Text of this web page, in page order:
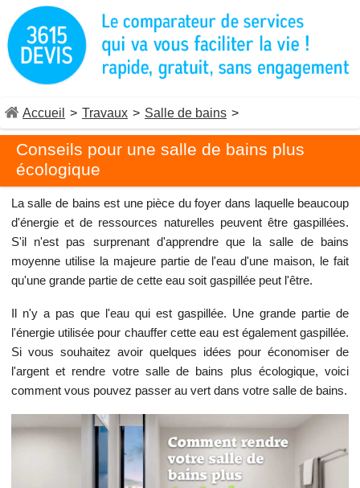
Accueil > Travaux > Salle de bains >
Conseils pour une salle de bains plus
écologique
La salle de bains est une pièce du foyer dans laquelle beaucoup
d'énergie et de ressources naturelles peuvent être gaspillées.
S'il n'est pas surprenant d'apprendre que la salle de bains
moyenne utilise la majeure partie de l'eau d'une maison, le fait
qu'une grande partie de cette eau soit gaspillée peut l'être.
Il n'y a pas que l'eau qui est gaspillée. Une grande partie de
l'énergie utilisée pour chauffer cette eau est également gaspillée.
Si vous souhaitez avoir quelques idées pour économiser de
l'argent et rendre votre salle de bains plus écologique, voici
comment vous pouvez passer au vert dans votre salle de bains.